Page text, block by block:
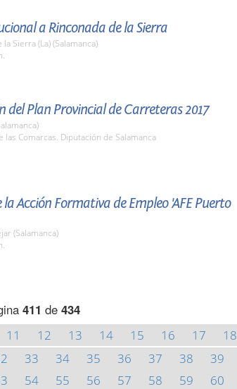
a Rinconada de la Sierra
la Sierra (La) (Salamanca)
del Plan Provincial de Carreteras 2017
las Comarcas. Diputación de Salamanca
Acción Formativa de Empleo 'AFE Puerto
(Salamanca)
411 de 434
11 12 13 14 15 16 17 18
33 34 35 36 37 38 39
54 55 56 57 58 59 60